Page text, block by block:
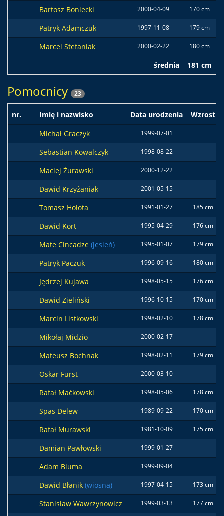
Bartosz Boniecki 2000-04-09 170 cm
Patryk Adamczuk 1997-11-08 179 cm
Marcel Stefaniak 2000-02-22 180 cm
średnia 181 cm
Pomocnicy 23
nr. Imię i nazwisko Data urodzenia Wzrost
Michał Graczyk
1999-07-01
Sebastian Kowalczyk 1998-08-22
Maciej Żurawski 2000-12-22
Dawid Krzyżaniak 2001-05-15
Tomasz Hołota 1991-01-27 185 cm
Dawid Kort 1995-04-29 176 cm
Mate Cincadze (jesień) 1995-01-07 179 cm
Patryk Paczuk 1996-09-16 180 cm
Jędrzej Kujawa 1998-05-15 176 cm
Dawid Zieliński 1996-10-15 170 cm
Marcin Listkowski 1998-02-10 178 cm
Mikołaj Midzio 2000-02-17
Mateusz Bochnak 1998-02-11 179 cm
Oskar Furst 2000-03-10
Rafał Maćkowski 1998-05-06 178 cm
Spas Delew 1989-09-22 170 cm
Rafał Murawski 1981-10-09 175 cm
Damian Pawłowski 1999-01-27
Adam Bluma 1999-09-04
Dawid Błanik (wiosna) 1997-04-15 173 cm
Stanisław Wawrzynowicz 1999-03-13 177 cm